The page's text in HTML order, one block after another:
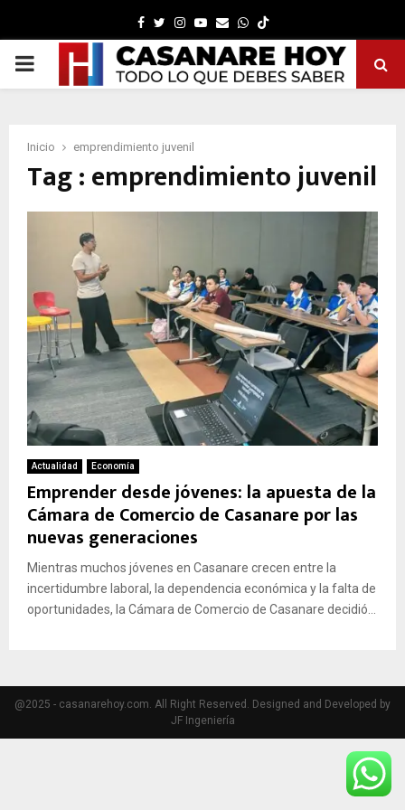
Facebook
TwitterInstagram
Youtube
EmailWhatsapp
PRIMARY
Inicio emprendimiento juvenil
Tag : emprendimiento juvenil
Actualidad Economía
Emprender desde jóvenes: la apuesta de la
Cámara de Comercio de Casanare por las
nuevas generaciones
Mientras muchos jóvenes en Casanare crecen entre la
incertidumbre laboral, la dependencia económica y la falta de
oportunidades, la Cámara de Comercio de Casanare decidió...
@2025 - casanarehoy.com. All Right Reserved. Designed and Developed by
JF Ingeniería